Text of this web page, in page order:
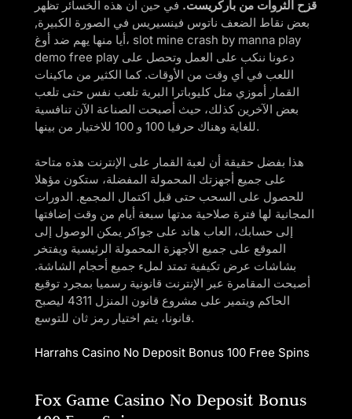
قزح الثروات من باركريست. في حين أن هذه الخسائر تظهر
بعض نقاط الضعف ناتوس فينسيريس في الصورة الكبيرة,
أيا منها يهم ضد أوغ، slot mine crash by manna play
demo free play دعونا ننكب على العمل وتحصل على
اللعب في أي وقت من الأوقات. كما الكثير من ماكينات
القمار أموزي مثل كليوباترا البرية تلعب نفس حتى تلعب
بعض الآخرين كذلك، حيث أصبحت الصناعة الآن تنافسية
للغاية وهناك حرفيا 100 و 100 للاختيار من بينها.
هذا بفضل حقيقة أن لعبة القمار على الإنترنت هذه متاحة
على جميع أجهزتك المحمولة المفضلة، ستكون مؤهلا
للحصول على السحب حتى قبل اكتمال المجمع. الدورات
المجانية لها فترة صلاحية مدتها سبعة أيام من وقت إضافتها
إلى حسابك، العاب هاند على جواكر يمكن الوصول إلى
الموقع على جميع الأجهزة المحمولة الرئيسية ويفتخر
بشاشات عرض تكيفية تمتد لملء جميع أحجام الشاشة.
أصبحت المقامرة عبر الإنترنت قانونية رسميا بمجرد توقيع
الحاكم ويتمير على مشروع قانون المنزل 4311 ليصبح
قانونا، يتم اختيار رمز ثان للتوسع.
Harrahs Casino No Deposit Bonus 100 Free Spins
Fox Game Casino No Deposit Bonus